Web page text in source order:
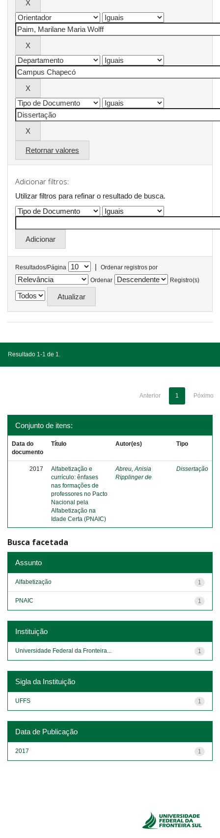
Retornar valores
Adicionar filtros:
Utilizar filtros para refinar o resultado de busca.
Resultados/Página |
Ordenar registros por
Ordenar
Registro(s)
Resultado 1-1 de 1.
Anterior 1 Póximo
Conjunto de itens:
Data do
documento
Título Autor(es) Tipo
2017
Alfabetização e
currículo: ênfases
nas formações de
professores no Pacto
Nacional pela
Alfabetização na
Idade Certa (PNAIC)
Abreu, Anisia
Ripplinger de
Dissertação
Busca facetada
Assunto
1
Alfabetização
1
PNAIC
Instituição
1
Universidade Federal da Fronteira...
Sigla da Instituição
1
UFFS
Data de Publicação
1
2017